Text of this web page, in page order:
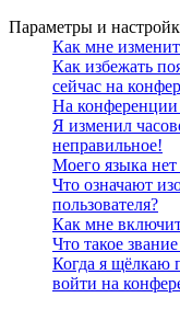
Параметры и
Как мне
Как избежать
сейчас на
На конференции
Я изменил
неправильное!
Моего языка нет
Что означают
пользователя?
Как мне
Что такое
Когда я щёлкаю
войти на